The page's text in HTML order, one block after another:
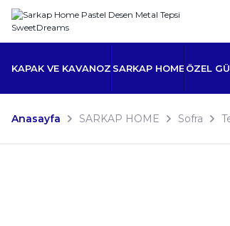
KAPAK VE KAVANOZ SARKAP HOME ÖZEL
Anasayfa SARKAP HOME Sofra